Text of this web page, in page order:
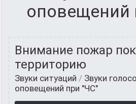
оповещений
Внимание пожар
территорию
Звуки ситуаций / Звуки
оповещений при "ЧС"